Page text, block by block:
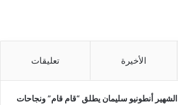
الأخيرة تعليقات
الشهير أنطونيو سليمان يطلق “قام قام” ونجاحات